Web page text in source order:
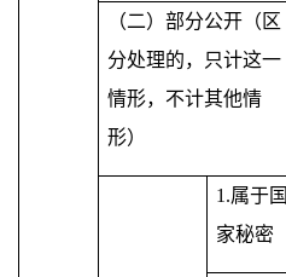
（二）部分公开（区
分处理的，只计这一
情形，不计其他情
形）
1.属于国
家秘密